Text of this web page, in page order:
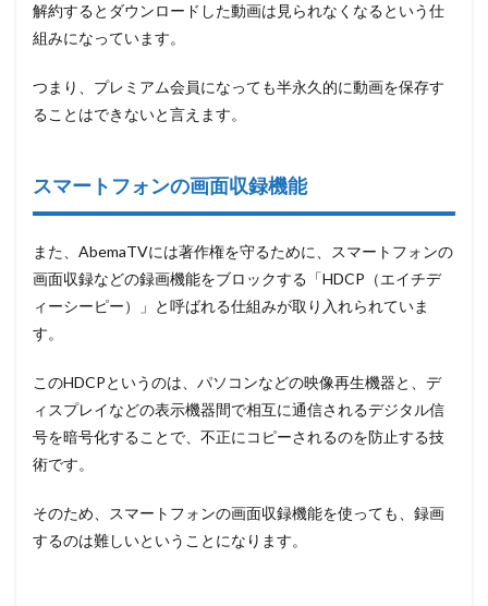
する
2.1.1
るデバ
イスで
ァイル
をダウ
ドでき
2.1.2
一括ダ
速化
2.1.3
メタデ
存
2.2
解約するとダウンロードした動画は見られなくなるという仕
組みになっています。
つまり、プレミアム会員になっても半永久的に動画を保存す
ることはできないと言えます。
スマートフォンの画面収録機能
また、AbemaTVには著作権を守るために、スマートフォンの
画面収録などの録画機能をブロックする「HDCP（エイチデ
ィーシーピー）」と呼ばれる仕組みが取り入れられていま
す。
このHDCPというのは、パソコンなどの映像再生機器と、デ
ィスプレイなどの表示機器間で相互に通信されるデジタル信
号を暗号化することで、不正にコピーされるのを防止する技
術です。
そのため、スマートフォンの画面収録機能を使っても、録画
するのは難しいということになります。